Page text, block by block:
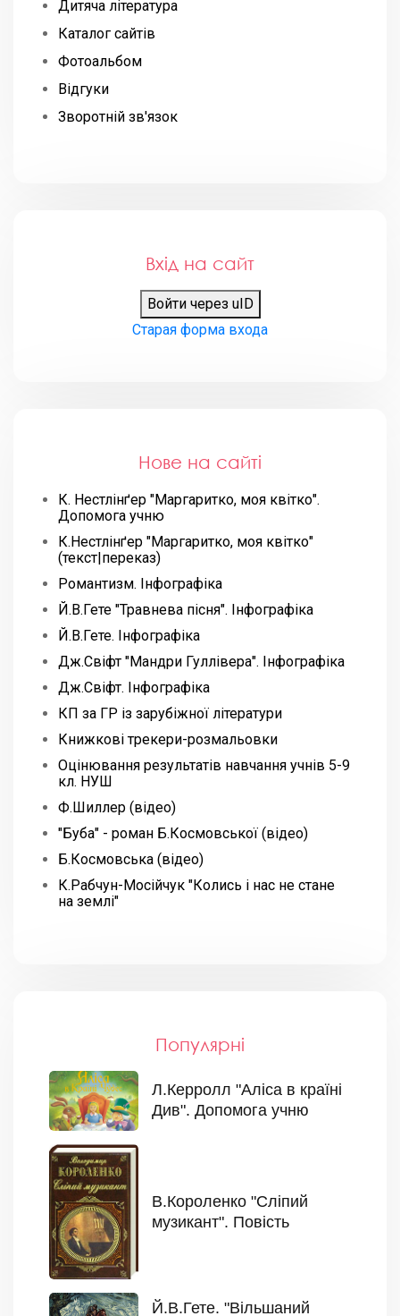
Дитяча література
Каталог сайтів
Фотоальбом
Відгуки
Зворотній зв'язок
Вхід на сайт
Войти через uID
Старая форма входа
Нове на сайті
К. Нестлінґер "Маргаритко, моя квітко".
Допомога учню
К.Нестлінґер "Маргаритко, моя квітко"
(текст|переказ)
Романтизм. Інфографіка
Й.В.Гете "Травнева пісня". Інфографіка
Й.В.Гете. Інфографіка
Дж.Свіфт "Мандри Гуллівера". Інфографіка
Дж.Свіфт. Інфографіка
КП за ГР із зарубіжної літератури
Книжкові трекери-розмальовки
Оцінювання результатів навчання учнів 5-9
кл. НУШ
Ф.Шиллер (відео)
"Буба" - роман Б.Космовської (відео)
Б.Космовська (відео)
К.Рабчун-Мосійчук "Колись і нас не стане
на землі"
Популярні
Л.Керролл "Аліса в країні
Див". Допомога учню
В.Короленко "Сліпий
музикант". Повість
Й.В.Гете. "Вільшаний